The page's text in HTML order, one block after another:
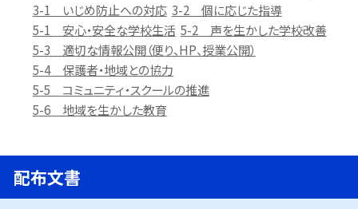
3-1 いじめ防止への対応 3-2 個に応じた指導
5-1 安心・安全な学校生活 5-2 声を生かした学校改善
5-3 適切な情報公開（便り、HP、授業公開）
5-4 保護者・地域との協力
5-5 コミュニティ・スクールの推進
5-6 地域を生かした教育
配布文書